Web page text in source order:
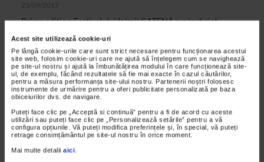
Acest site utilizează cookie-uri
Pe lângă cookie-urile care sunt strict necesare pentru funcționarea acestui
site web, folosim cookie-uri care ne ajută să înțelegem cum se navighează
pe site-ul nostru și ajută la îmbunătățirea modului în care funcționează site-
ul, de exemplu, făcând rezultatele să fie mai exacte în cazul căutărilor,
pentru a măsura performanța site-ului nostru. Partenerii noștri folosesc
instrumente de urmărire pentru a oferi publicitate personalizată pe baza
obiceiurilor dvs. de navigare.
Puteți face clic pe „Acceptă si continuă” pentru a fi de acord cu aceste
utilizări sau puteți face clic pe „Personalizează setările” pentru a vă
configura opțiunile. Vă puteți modifica preferințele și, în special, vă puteți
retrage consimțământul pe site-ul nostru în orice moment.
Mai multe detalii aici
25/09/2017
Prima editie a Festivalului Inimii CATENA s-a incheiat
duminica, in Oraselul Copiilor cu seara dedicata muzicii
populare si de petrecere!